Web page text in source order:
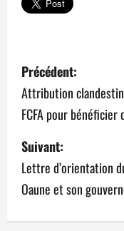
N
a
v
i
g
a
Précédent:
Attribution
FCFA pour bénéficier
Suivant:
Lettre d’orientation
Oaune et son